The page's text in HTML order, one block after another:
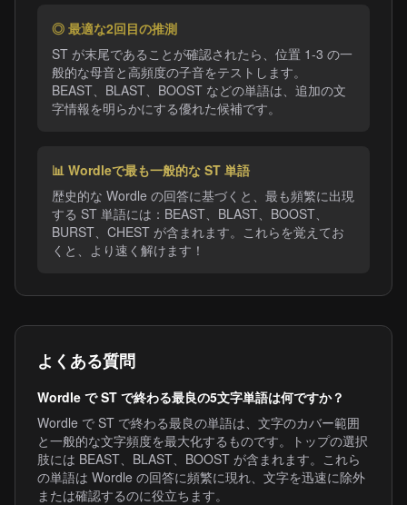
◎ 最適な2回目の推測
ST が末尾であることが確認されたら、位置 1-3 の一
般的な母音と高頻度の子音をテストします。
BEAST、BLAST、BOOST などの単語は、追加の文
字情報を明らかにする優れた候補です。
📊 Wordleで最も一般的な ST 単語
歴史的な Wordle の回答に基づくと、最も頻繁に出現
する ST 単語には：BEAST、BLAST、BOOST、
BURST、CHEST が含まれます。これらを覚えてお
くと、より速く解けます！
よくある質問
Wordle で ST で終わる最良の5文字単語は何ですか？
Wordle で ST で終わる最良の単語は、文字のカバー範囲
と一般的な文字頻度を最大化するものです。トップの選択
肢には BEAST、BLAST、BOOST が含まれます。これら
の単語は Wordle の回答に頻繁に現れ、文字を迅速に除外
または確認するのに役立ちます。